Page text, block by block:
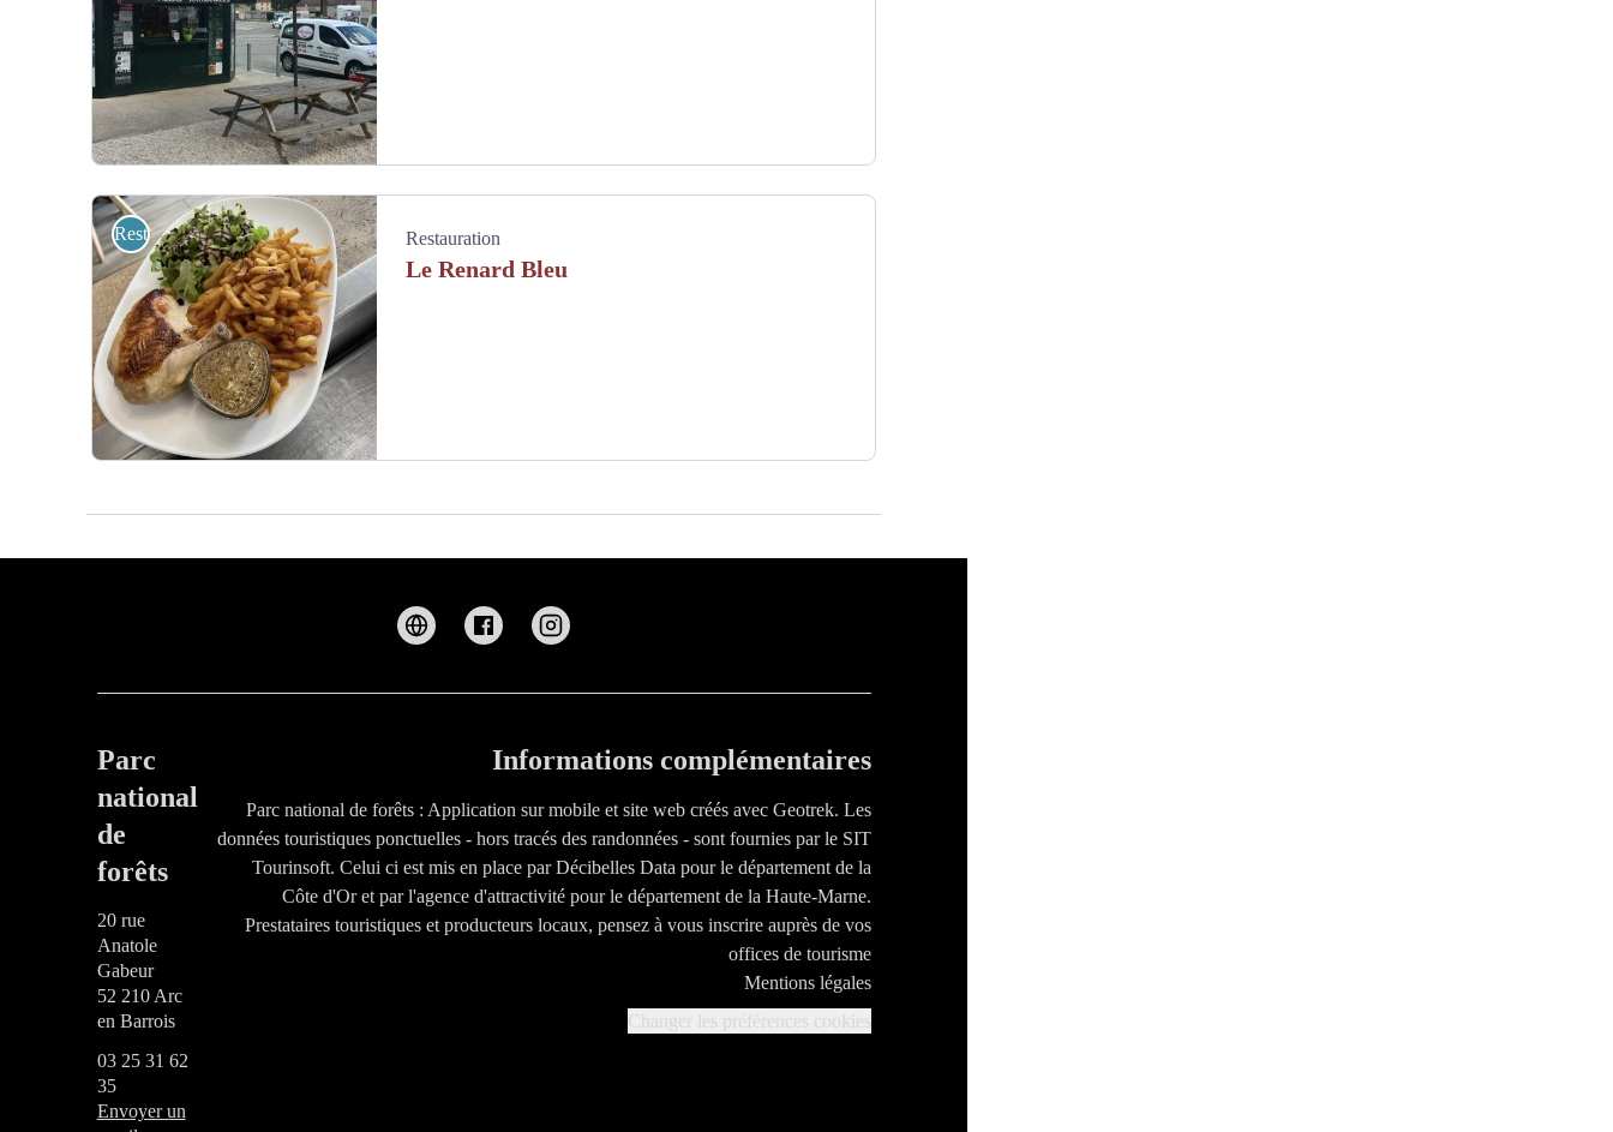
Restauration Restauration
Le Renard Bleu
Parc
national
de
forêts
20 rue
Anatole
Gabeur
52 210 Arc
en Barrois
03 25 31 62
35
Envoyer un
Informations complémentaires
Parc national de forêts : Application sur mobile et site web créés avec Geotrek. Les
données touristiques ponctuelles - hors tracés des randonnées - sont fournies par le SIT
Tourinsoft. Celui ci est mis en place par Décibelles Data pour le département de la
Côte d'Or et par l'agence d'attractivité pour le département de la Haute-Marne.
Prestataires touristiques et producteurs locaux, pensez à vous inscrire auprès de vos
offices de tourisme
Mentions légales
Changer les préférences cookies